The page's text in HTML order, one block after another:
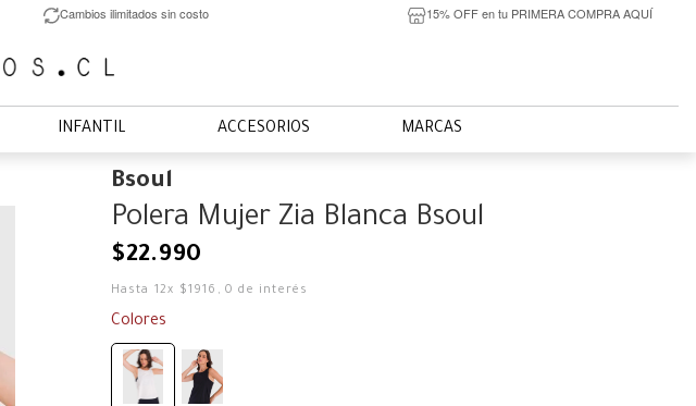
Cambios ilimitados sin costo 15% OFF en tu PRIMERA COMPRA AQUÍ
INFANTIL ACCESORIOS MARCAS
Bsoul
Polera Mujer Zia Blanca Bsoul
$22.990
Hasta 12x $1916 ,0 de interés
Colores